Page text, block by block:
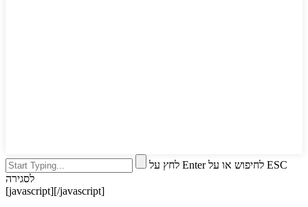
לחץ על Enter לחיפוש או על ESC
לסגירה
[javascript][/javascript]